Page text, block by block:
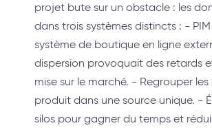
projet bute sur un obstacle : les
dans trois systèmes distincts : -
système de boutique en ligne
dispersion provoquait des retards
mise sur le marché. - Regrouper
produit dans une source unique. -
silos pour gagner du temps et